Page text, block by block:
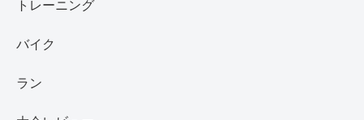
トレーニング
バイク
ラン